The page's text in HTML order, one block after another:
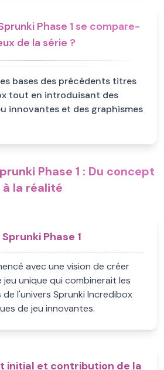
Phase 1 se compare-
de la série ?
bases des précédents titres
tout en introduisant des
innovantes et des graphismes
Phase 1 : Du concept
à la réalité
Phase 1
avec une vision de créer
unique qui combinerait les
de l'univers Sprunki Incredibox
de jeu innovantes.
initial et contribution de la